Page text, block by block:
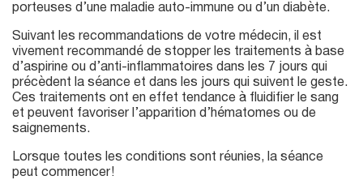
porteuses d’une maladie auto-immune ou d’un diabète.
Suivant les recommandations de votre médecin, il est
vivement recommandé de stopper les traitements à base
d’aspirine ou d’anti-inflammatoires dans les 7 jours qui
précèdent la séance et dans les jours qui suivent le geste.
Ces traitements ont en effet tendance à fluidifier le sang
et peuvent favoriser l’apparition d’hématomes ou de
saignements.
Lorsque toutes les conditions sont réunies, la séance
peut commencer !